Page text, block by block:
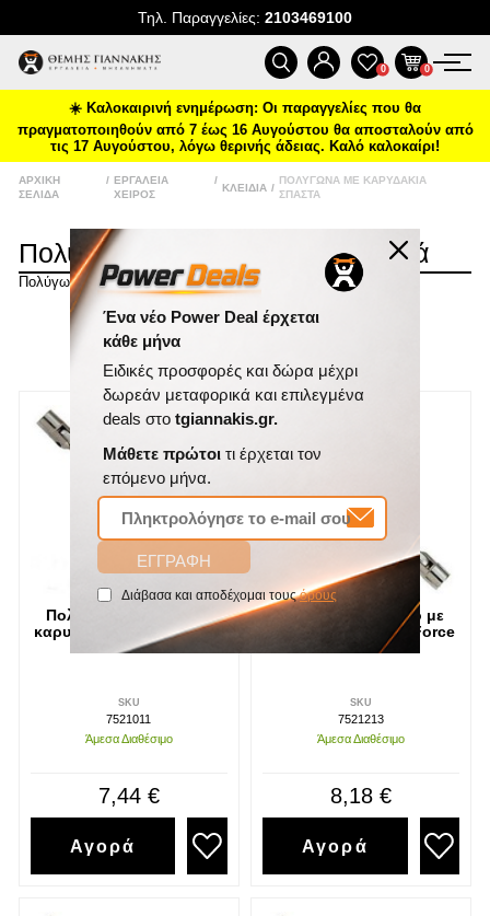
Τηλ. Παραγγελίες: 2103469100
ΠΡΟΪΌΝΤΑ
ΠΡΟΣΦΟΡΈΣ
ΝΈΕΣ ΑΦΊΞΕΙΣ
ΕΠΙΚΟΙΝΩΝΊΑ
ΝΈΑ & ΆΡΘΡΑ
0 0
☀️ Καλοκαιρινή ενημέρωση: Οι παραγγελίες που θα
πραγματοποιηθούν από 7 έως 16 Αυγούστου θα αποσταλούν από
τις 17 Αυγούστου, λόγω θερινής άδειας. Καλό καλοκαίρι!
ΑΡΧΙΚΉ
ΣΕΛΊΔΑ
/ ΕΡΓΑΛΕΊΑ
ΧΕΙΡΌΣ
/
ΚΛΕΙΔΙΆ /
ΠΟΛΎΓΩΝΑ ΜΕ ΚΑΡΥΔΆΚΙΑ
ΣΠΑΣΤΆ
Πολύγωνα Με Καρυδάκια Σπαστά
Πολύγωνα με καρυδάκια σπαστά
ΤΑΞΙΝΌΜΗΣΗ
Πολύγωνο σπαστό με
καρυδάκι 10-11 mm Force
SKU
7521011
Άμεσα Διαθέσιμο
7,44 €
Αγορά
Πολύγωνο σπαστό με
καρυδάκι 12-13mm Force
SKU
7521213
Άμεσα Διαθέσιμο
8,18 €
Αγορά
Ένα νέο Power Deal έρχεται
κάθε μήνα
Ειδικές προσφορές και δώρα μέχρι
δωρεάν μεταφορικά και επιλεγμένα
deals στο tgiannakis.gr.
Μάθετε πρώτοι τι έρχεται τον
επόμενο μήνα.
Διάβασα και αποδέχομαι τουςόρους